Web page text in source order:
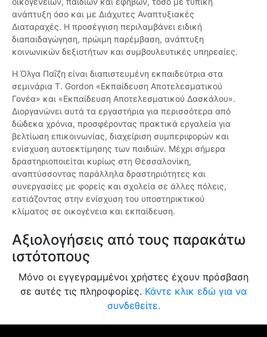
ανάπτυξη όσο και με Διάχυτες Αναπτυξιακές
Διαταραχές. Η προσέγγιση περιλαμβάνει ειδική
διαπαιδαγώγηση, πρώιμη παρέμβαση, ανάπτυξη
κοινωνικών δεξιοτήτων και συμβουλευτικές υπηρεσίες.
Η Όλγα Παΐζη είναι διαπιστευμένη εκπαιδεύτρια στα
σεμινάρια T. Gordon «Εκπαίδευση Αποτελεσματικού
Γονέα» και «Εκπαίδευση Αποτελεσματικού Δασκάλου».
Διοργανώνει αυτά τα εργαστήρια για περισσότερα από
δώδεκα χρόνια, προσφέροντας πρακτικά εργαλεία για
βελτίωση επικοινωνίας, διαχείριση συμπεριφορών και
ενίσχυση αυτοεκτίμησης των παιδιών. Μέχρι σήμερα
δραστηριοποιείται κυρίως στη Θεσσαλονίκη,
αναπτύσσοντας παράλληλα δραστηριότητες και
συνεργασίες με φορείς και σχολεία σε άλλες πόλεις,
εστιάζοντας στην ενίσχυση του υποστηρικτικού
κλίματος σε οικογένεια και εκπαίδευση.
Αξιολογήσεις από τους παρακάτω
ιστότοπους
Μόνο οι εγγεγραμμένοι χρήστες έχουν πρόσβαση
σε αυτές τις πληροφορίες. Κάντε κλικ εδώ για να
συνδεθείτε.